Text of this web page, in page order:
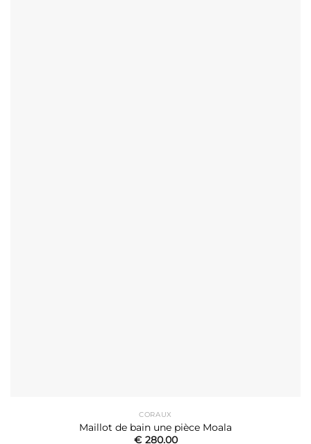
CORAUX
Maillot de bain une pièce Moala
€ 280.00